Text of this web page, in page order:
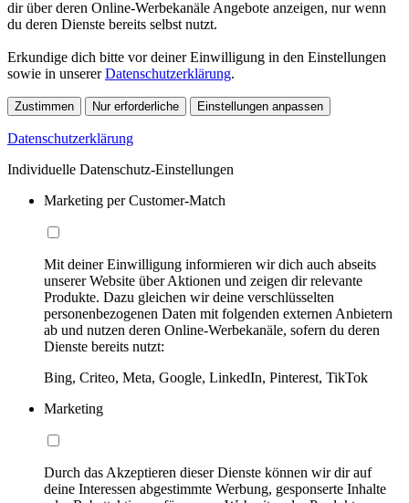
dir über deren Online-Werbekanäle Angebote anzeigen, nur wenn
du deren Dienste bereits selbst nutzt.
Erkundige dich bitte vor deiner Einwilligung in den Einstellungen
sowie in unsererDatenschutzerklärung.
Zustimmen Nur erforderliche Einstellungen anpassen
Datenschutzerklärung
Individuelle Datenschutz-Einstellungen
Marketing per Customer-Match
Mit deiner Einwilligung informieren wir dich auch abseits
unserer Website über Aktionen und zeigen dir relevante
Produkte. Dazu gleichen wir deine verschlüsselten
personenbezogenen Daten mit folgenden externen Anbietern
ab und nutzen deren Online-Werbekanäle, sofern du deren
Dienste bereits nutzt:
Bing, Criteo, Meta, Google, LinkedIn, Pinterest, TikTok
Marketing
Durch das Akzeptieren dieser Dienste können wir dir auf
deine Interessen abgestimmte Werbung, gesponserte Inhalte